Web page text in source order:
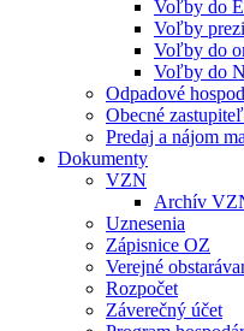
Voľby do
Voľby
Voľby do
Voľby do
Odpadové
Obecné
Predaj a nájom
Dokumenty
VZN
Archív
Uznesenia
Zápisnice OZ
Verejné
Rozpočet
Záverečný účet